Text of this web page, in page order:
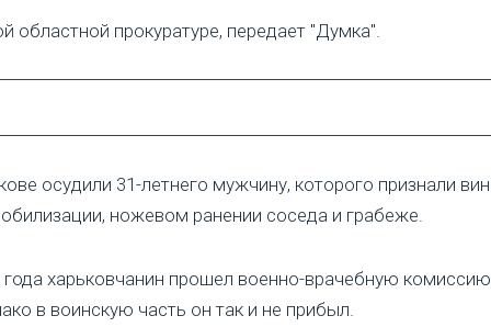
прокуратуре, передает "Думка".
осудили 31-летнего мужчину, которого признали
ножевом ранении соседа и грабеже.
харьковчанин прошел военно-врачебную
в воинскую часть он так и не прибыл.